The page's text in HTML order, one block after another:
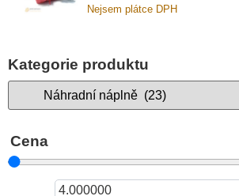
Nejsem plátce DPH
Kategorie produktu
Cena